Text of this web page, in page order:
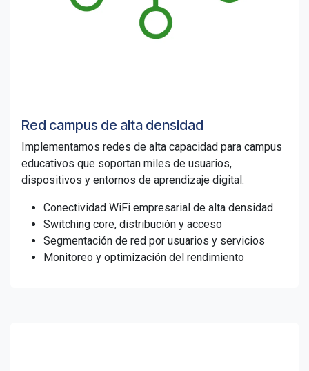
Red campus de alta densidad
Implementamos redes de alta capacidad para campus
educativos que soportan miles de usuarios,
dispositivos y entornos de aprendizaje digital.
Conectividad WiFi empresarial de alta densidad
Switching core, distribución y acceso
Segmentación de red por usuarios y servicios
Monitoreo y optimización del rendimiento